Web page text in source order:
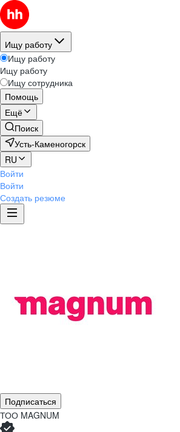
Ищу работу
Ищу работу
Ищу работу
Ищу сотрудника
Помощь
Ещё
Поиск
Усть-Каменогорск
RU
Войти
Войти
Создать резюме
Подписаться
ТОО MAGNUM